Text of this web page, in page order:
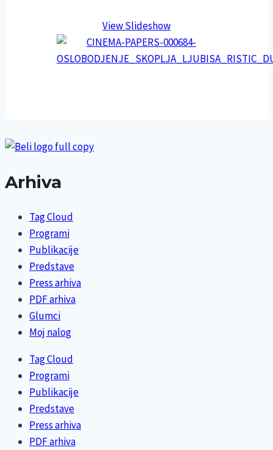
View Slideshow
Arhiva
Tag Cloud
Programi
Publikacije
Predstave
Press arhiva
PDF arhiva
Glumci
Moj nalog
Tag Cloud
Programi
Publikacije
Predstave
Press arhiva
PDF arhiva